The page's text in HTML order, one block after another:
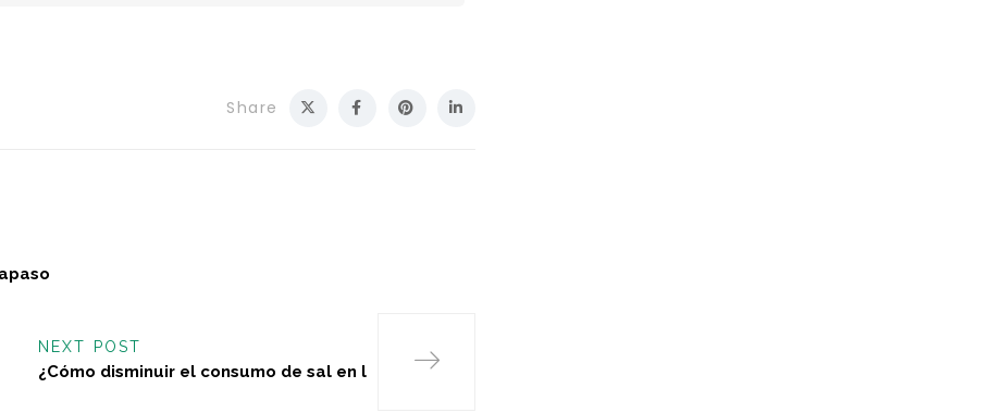
Share
NEXT POST
¿Cómo disminuir el consumo de sal en l